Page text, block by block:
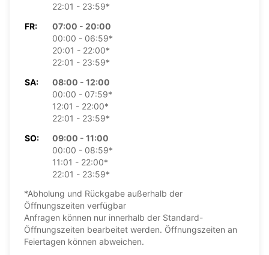
22:01 - 23:59*
FR:
07:00 - 20:00
00:00 - 06:59*
20:01 - 22:00*
22:01 - 23:59*
SA:
08:00 - 12:00
00:00 - 07:59*
12:01 - 22:00*
22:01 - 23:59*
SO:
09:00 - 11:00
00:00 - 08:59*
11:01 - 22:00*
22:01 - 23:59*
*Abholung und Rückgabe außerhalb der
Öffnungszeiten verfügbar
Anfragen können nur innerhalb der Standard-
Öffnungszeiten bearbeitet werden. Öffnungszeiten an
Feiertagen können abweichen.